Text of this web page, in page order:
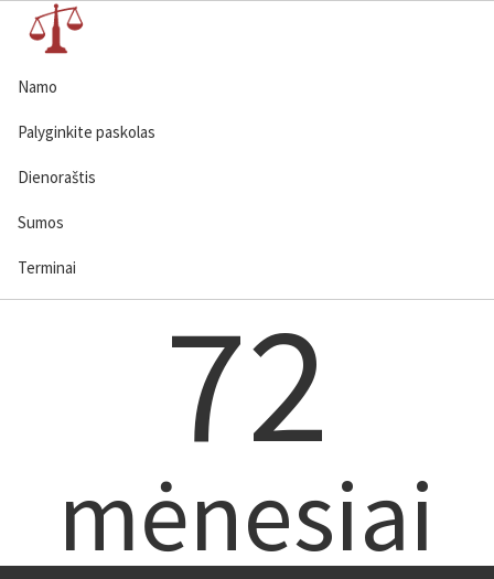
Namo
Palyginkite paskolas
Dienoraštis
Sumos
Terminai
72
mėnesiai